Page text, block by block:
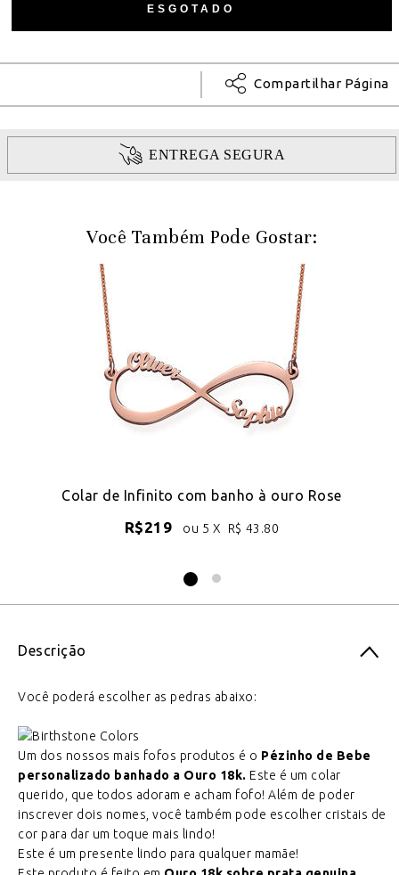
Compartilhar Página
ENTREGA SEGURA
Você Também Pode Gostar:
Colar de Infinito com banho à ouro Rose
R$219 ou 5 X R$ 43.80
Descrição
Você poderá escolher as pedras abaixo:
Um dos nossos mais fofos produtos é o Pézinho de Bebe
personalizado banhado a Ouro 18k. Este é um colar
querido, que todos adoram e acham fofo! Além de poder
inscrever dois nomes, você também pode escolher cristais de
cor para dar um toque mais lindo!
Este é um presente lindo para qualquer mamãe!